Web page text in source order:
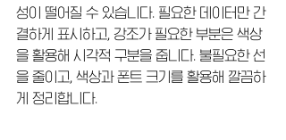
성이 떨어질 수 있습니다. 필요한 데이터만 간
결하게 표시하고, 강조가 필요한 부분은 색상
을 활용해 시각적 구분을 줍니다. 불필요한 선
을 줄이고, 색상과 폰트 크기를 활용해 깔끔하
게 정리합니다.